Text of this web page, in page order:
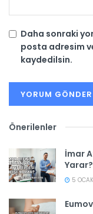
Daha sonraki
posta adresim
kaydedilsin.
Önerilenler
İmar
Yarar?
5